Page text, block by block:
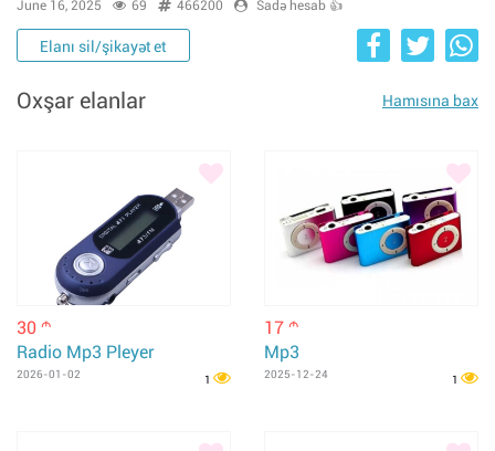
June 16, 2025 69 466200 Sadə hesab 👍
Elanı sil/şikayət et
Oxşar elanlar Hamısına bax
30 m
Radio Mp3 Pleyer
2026-01-02 1
17 m
Mp3
2025-12-24 1